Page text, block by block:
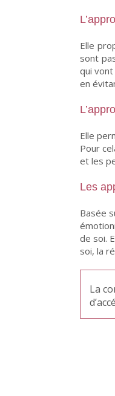
Elle
sont
qui
en
Elle
Pour
et les
Les
Basée
de soi.
soi, la
La